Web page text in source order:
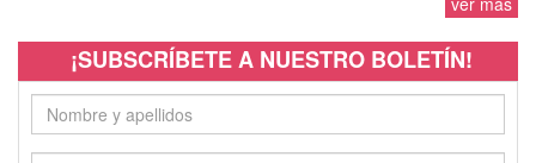
¡SUBSCRÍBETE A NUESTRO BOLETÍN!